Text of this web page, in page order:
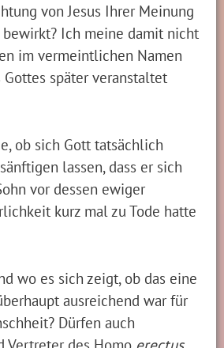
von Jesus Ihrer Meinung
bewirkt? Ich meine damit nicht
im vermeintlichen Namen
später veranstaltet
ob sich Gott tatsächlich
lassen, dass er sich
vor dessen ewiger
kurz mal zu Tode hatte
wo es sich zeigt, ob das eine
ausreichend war für
Dürfen auch